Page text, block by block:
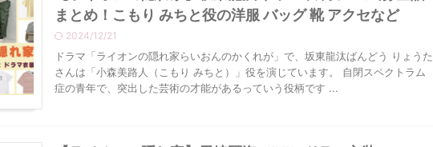
まとめ！こもり みちと役の洋服 バッグ 靴 アクセなど
2024/12/21
ドラマ「ライオンの隠れ家らいおんのかくれが」で、坂東龍汰ばんどう りょうた
さんは「小森美路人（こもり みちと）」役を演じています。 自閉スペクトラム
症の青年で、突出した芸術の才能があるっていう役柄です ...